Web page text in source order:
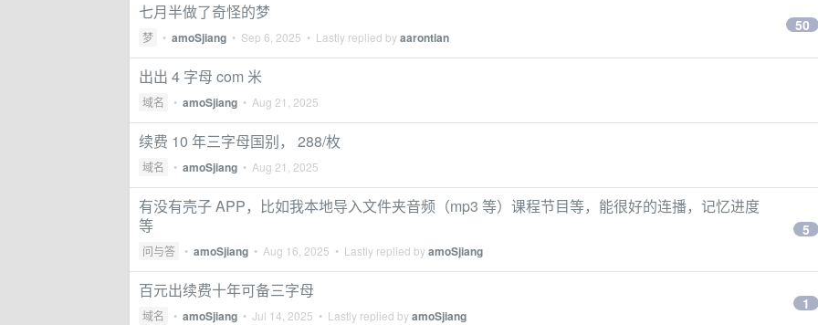
七月半做了奇怪的梦
梦 • amoSjiang • Sep 6, 2025 • Lastly replied byaarontian
50
出出 4 字母 com 米
域名 • amoSjiang • Aug 21, 2025
续费 10 年三字母国别， 288/枚
域名 • amoSjiang • Aug 21, 2025
有没有壳子 APP，比如我本地导入文件夹音频（mp3 等）课程节目等，能很好的连播，记忆进度
等
问与答 • amoSjiang • Aug 16, 2025 • Lastly replied byamoSjiang
5
百元出续费十年可备三字母
域名 • amoSjiang • Jul 14, 2025 • Lastly replied byamoSjiang
1